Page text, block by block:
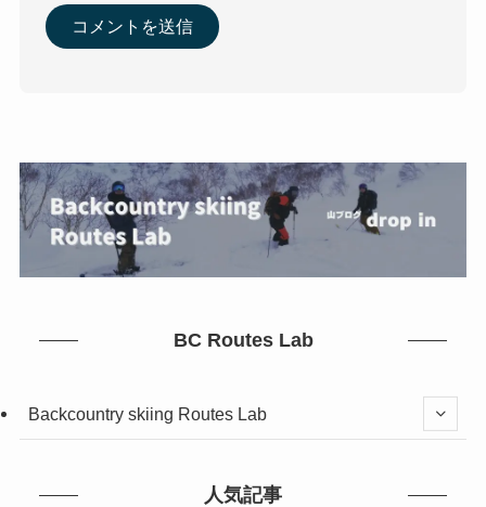
BC Routes Lab
Backcountry skiing Routes Lab
人気記事